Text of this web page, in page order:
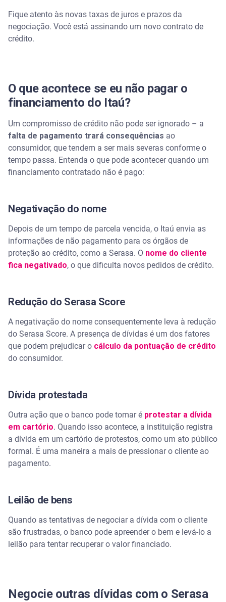
Fique atento às novas taxas de juros e prazos da
negociação. Você está assinando um novo contrato de
crédito.
O que acontece se eu não pagar o
financiamento do Itaú?
Um compromisso de crédito não pode ser ignorado – a
falta de pagamento trará consequências ao
consumidor, que tendem a ser mais severas conforme o
tempo passa. Entenda o que pode acontecer quando um
financiamento contratado não é pago:
Negativação do nome
Depois de um tempo de parcela vencida, o Itaú envia as
informações de não pagamento para os órgãos de
proteção ao crédito, como a Serasa. O nome do cliente
fica negativado, o que dificulta novos pedidos de crédito.
Redução do Serasa Score
A negativação do nome consequentemente leva à redução
do Serasa Score. A presença de dívidas é um dos fatores
que podem prejudicar o cálculo da pontuação de crédito
do consumidor.
Dívida protestada
Outra ação que o banco pode tomar é protestar a dívida
em cartório. Quando isso acontece, a instituição registra
a dívida em um cartório de protestos, como um ato público
formal. É uma maneira a mais de pressionar o cliente ao
pagamento.
Leilão de bens
Quando as tentativas de negociar a dívida com o cliente
são frustradas, o banco pode apreender o bem e levá-lo a
leilão para tentar recuperar o valor financiado.
Negocie outras dívidas com o Serasa